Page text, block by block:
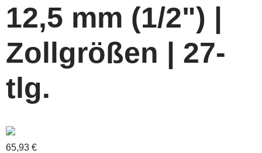
12,5 mm (1/2") |
Zollgrößen | 27-
tlg.
65,93 €